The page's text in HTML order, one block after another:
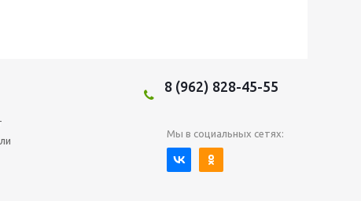
8 (962) 828-45-55
Мы в социальных сетях: